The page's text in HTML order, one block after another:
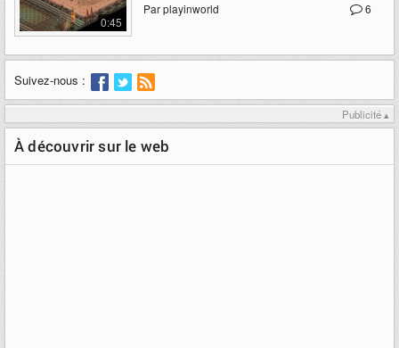
0:45
6
Par playinworld
Suivez-nous :
Publicité ▴
À découvrir sur le web